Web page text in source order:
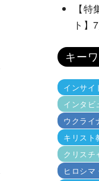
【
ト】
キー
インサイ
インタビ
ウクライ
キリスト
クリスチ
ヒロシマ